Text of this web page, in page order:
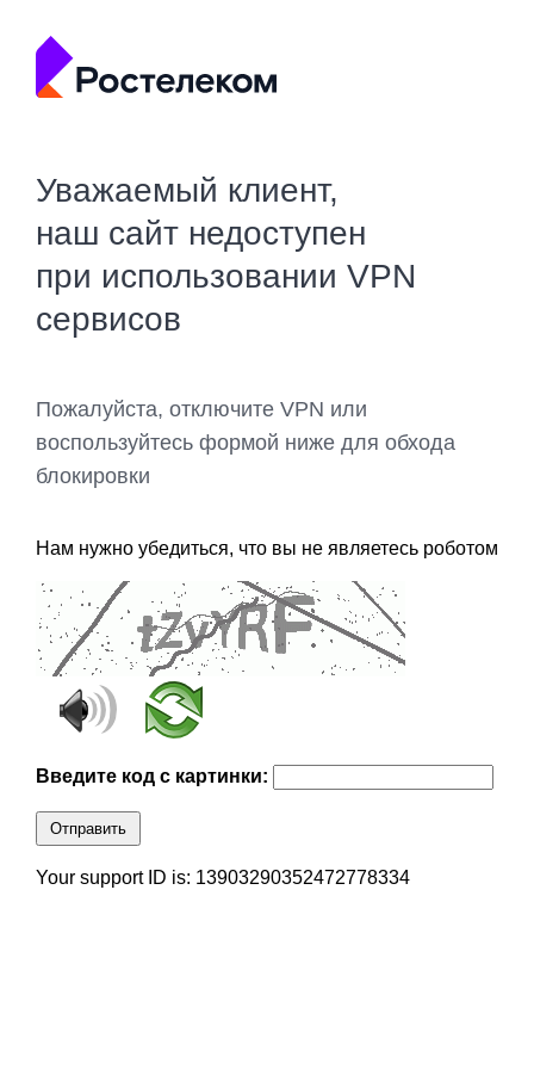
Уважаемый клиент,
наш сайт недоступен
при использовании VPN
сервисов
Пожалуйста, отключите VPN или
воспользуйтесь формой ниже для обхода
блокировки
Нам нужно убедиться, что вы не являетесь роботом
Введите код с картинки:
Отправить
Your support ID is: 13903290352472778334